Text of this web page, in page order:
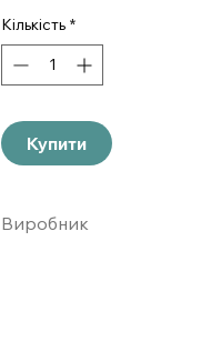
Кількість *
Купити
Виробник